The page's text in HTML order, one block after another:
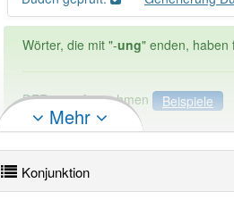
Wörter, die mit "-ung" enden, haben
DER:127Ausnahmen
Beispiele
DIE: 11 043
DAS:2Ausnahmen
PowerIndex:
Mehr
Konjunktion